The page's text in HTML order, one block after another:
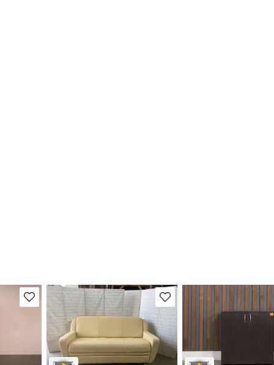
В избранное В избранное
Степень износа находится на
стадии проверки. Вы можете
уточнить дополнительную
информацию у сотрудников
магазина
Степень износа
стадии проверки. Вы
информацию у